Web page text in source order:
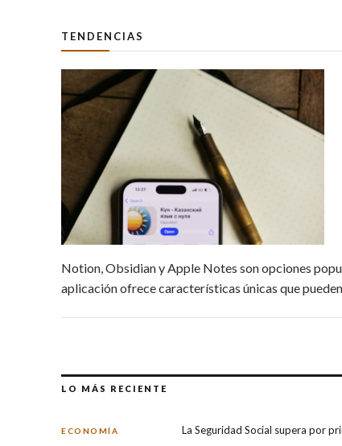
TENDENCIAS
Notion, Obsidian y Apple Notes son opciones
aplicación ofrece características únicas que
LO MÁS RECIENTE
ECONOMÍA La Seguridad Social supera por